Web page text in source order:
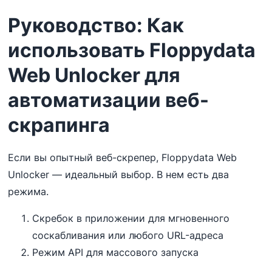
Руководство: Как
использовать Floppydata
Web Unlocker для
автоматизации веб-
скрапинга
Если вы опытный веб-скрепер, Floppydata Web
Unlocker — идеальный выбор. В нем есть два
режима.
Скребок в приложении для мгновенного
соскабливания или любого URL-адреса
Режим API для массового запуска